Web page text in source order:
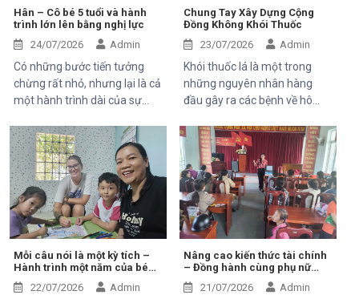
ông Bernard Kervyn, đại diện
Mekong Plus, trong chuyến
công tác tại xã Tánh Linh, Bắc
Ruộng và Hàm Kiệm, tỉnh
Lâm Đồng.
Hân – Cô bé 5 tuổi và hành
trình lớn lên bằng nghị lực
24/07/2026
Admin
Có những bước tiến tưởng
chừng rất nhỏ, nhưng lại là cả
một hành trình dài của sự
vọng. Hân, cô bé 5 tuổi với nụ
cười trong trẻo, đã đến với
Trung tâm trong những ngày
đầu mang theo rất nhiều thử
thách. Ngay từ khi chào đời,
em phải đối mặt với nhiều vấn
đề về sức khỏe, khiến quá
trình phát triển chậm hơn so
với các bạn cùng trang lứa.
Những điều tưởng như rất
Chung Tay Xây Dựng Cộng
Đồng Không Khói Thuốc
23/07/2026
Admin
Khói thuốc lá là một trong
những nguyên nhân hàng
đầu gây ra các bệnh về hô
Điều đáng lo ngại là không chỉ
người hút thuốc bị ảnh hưởng
mà những người xung quanh,
đặc biệt là trẻ em, phụ nữ
mang thai và người cao tuổi,
cũng phải đối mặt với nhiều
nguy cơ sức khỏe do hít phải
khói thuốc thụ động.
Mỗi câu nói là một kỳ tích –
Hành trình một năm của bé
An Nhiên (Bối)
22/07/2026 Admin
Nâng cao kiến thức tài chính
– Đồng hành cùng phụ nữ
phát triển sinh kế bền vững
21/07/2026 Admin